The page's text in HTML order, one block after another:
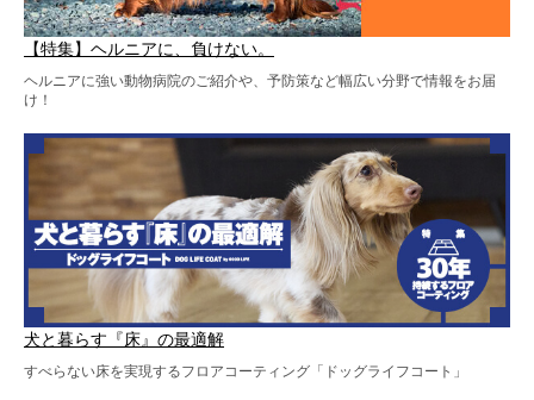
【特集】ヘルニアに、負けない。
ヘルニアに強い動物病院のご紹介や、予防策など幅広い分野で情報をお届
け！
犬と暮らす『床』の最適解
すべらない床を実現するフロアコーティング「ドッグライフコート」